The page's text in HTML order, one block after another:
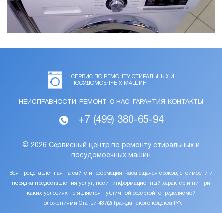
СЕРВИС ПО РЕМОНТУ СТИРАЛЬНЫХ И
ПОСУДОМОЕЧНЫХ МАШИН
НЕИСПРАВНОСТИ РЕМОНТ О НАС ГАРАНТИЯ КОНТАКТЫ
+7 (499) 380-65-94
© 2026 Сервисный центр по ремонту стиральных и
посудомоечных машин
Вся представленная на сайте информация, касающаяся сроков, стоимости и
порядка предоставления услуг, носит информационный характер и ни при
каких условиях не является публичной офертой, определяемой
положениями Статьи 437(2) Гражданского кодекса РФ.